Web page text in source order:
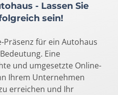
- Lassen Sie
sein!
Präsenz für ein Autohaus
Eine
und umgesetzte Online-
Ihrem Unternehmen
erreichen und Ihr